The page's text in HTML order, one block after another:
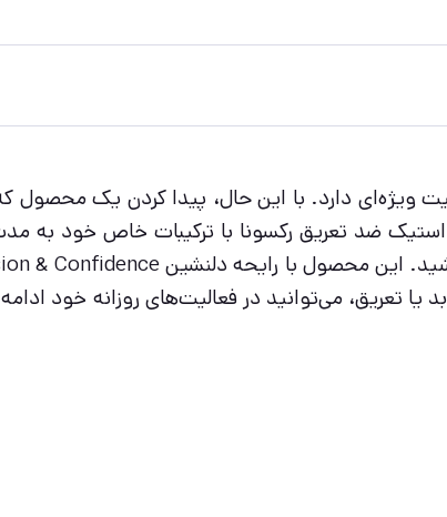
ویژه‌ای دارد. با این حال، پیدا کردن یک محصول
می‌توانید در فعالیت‌های روزانه خود ادامه